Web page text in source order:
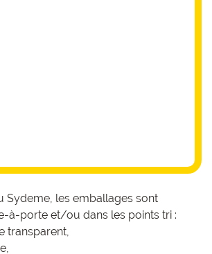
Sydeme, les emballages sont
à-porte et/ou dans les points tri :
transparent,